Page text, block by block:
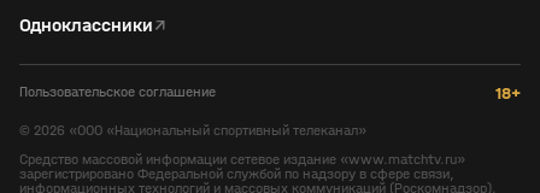
Одноклассники↗
Пользовательское соглашение 18+
© 2026 «ООО «Национальный спортивный телеканал»
Средство массовой информации сетевое издание «www.matchtv.ru»
зарегистрировано Федеральной службой по надзору в сфере связи,
информационных технологий и массовых коммуникаций (Роскомнадзор).